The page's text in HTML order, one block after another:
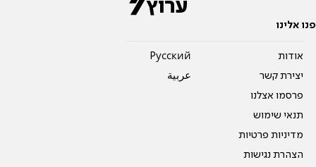
פנו אלינו
אודות
יצירת קשר
פרסמו אצלנו
תנאי שימוש
מדיניות פרטיות
הצהרת נגישות
Pусский
عربية